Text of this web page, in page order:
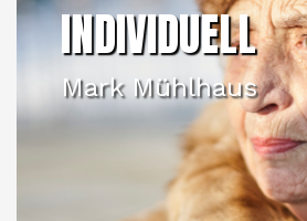
INDIVIDUELL
Mark Mühlhaus